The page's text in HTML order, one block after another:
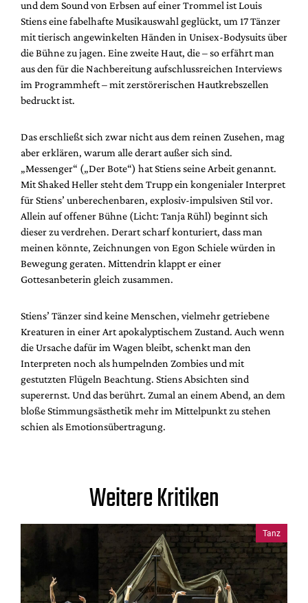
und dem Sound von Erbsen auf einer Trommel ist Louis
Stiens eine fabelhafte Musikauswahl geglückt, um 17 Tänzer
mit tierisch angewinkelten Händen in Unisex-Bodysuits über
die Bühne zu jagen. Eine zweite Haut, die – so erfährt man
aus den für die Nachbereitung aufschlussreichen Interviews
im Programmheft – mit zerstörerischen Hautkrebszellen
bedruckt ist.
Das erschließt sich zwar nicht aus dem reinen Zusehen, mag
aber erklären, warum alle derart außer sich sind.
„Messenger“ („Der Bote“) hat Stiens seine Arbeit genannt.
Mit Shaked Heller steht dem Trupp ein kongenialer Interpret
für Stiens’ unberechenbaren, explosiv-impulsiven Stil vor.
Allein auf offener Bühne (Licht: Tanja Rühl) beginnt sich
dieser zu verdrehen. Derart scharf konturiert, dass man
meinen könnte, Zeichnungen von Egon Schiele würden in
Bewegung geraten. Mittendrin klappt er einer
Gottesanbeterin gleich zusammen.
Stiens’ Tänzer sind keine Menschen, vielmehr getriebene
Kreaturen in einer Art apokalyptischem Zustand. Auch wenn
die Ursache dafür im Wagen bleibt, schenkt man den
Interpreten noch als humpelnden Zombies und mit
gestutzten Flügeln Beachtung. Stiens Absichten sind
superernst. Und das berührt. Zumal an einem Abend, an dem
bloße Stimmungsästhetik mehr im Mittelpunkt zu stehen
schien als Emotionsübertragung.
Weitere Kritiken
Tanz